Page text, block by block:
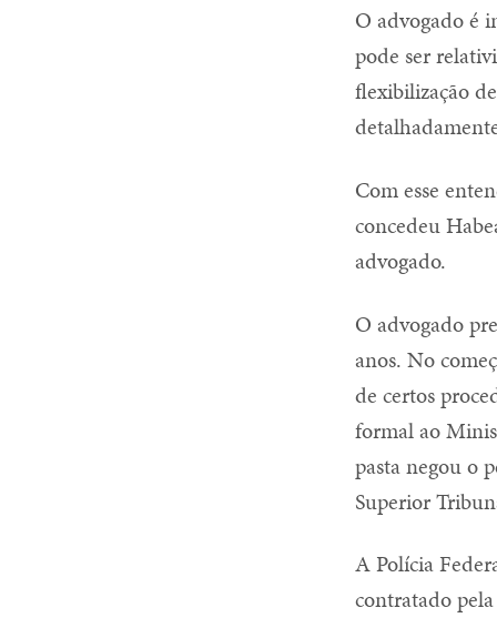
O advogado é
pode ser
flexibilização
Com esse
concedeu
advogado.
O advogado
anos. No
de certos
formal ao
pasta negou o
Superior
A Polícia
contratado